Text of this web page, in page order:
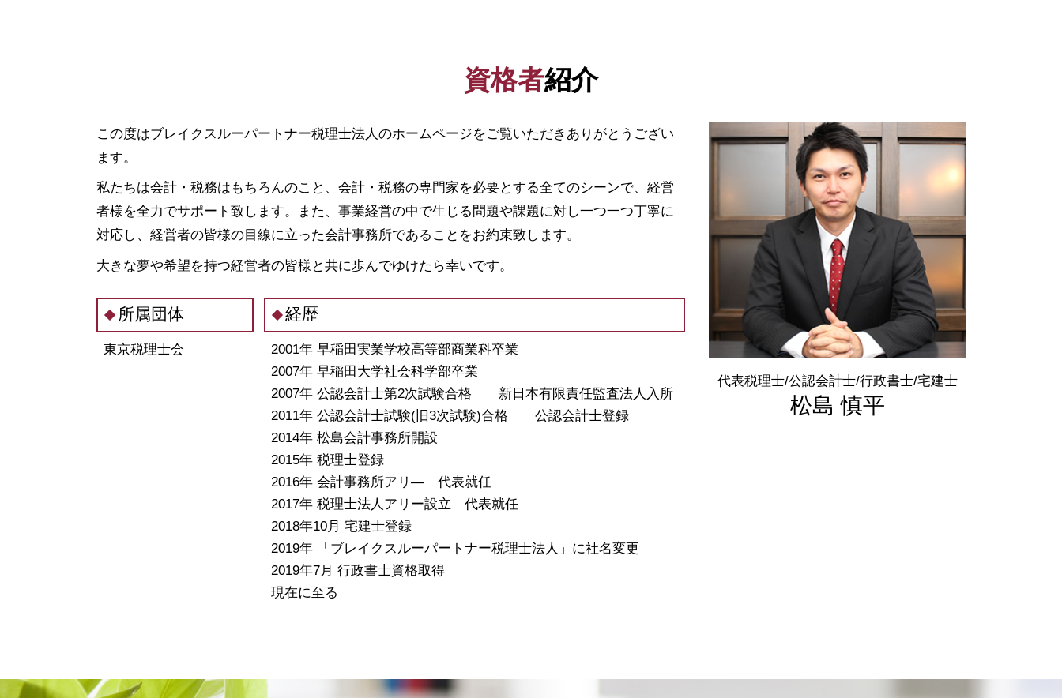
会社設立後 手続き
株式会社 設立 条件
合同会社 株式会社 違い
発起 設立
定款 認証
会社設立 税務署
法人化 メリット
創業計画書
日本政策金融公庫 金利
助成金 消費税
助成金 勘定科目
株式会社 資本金
合同会社 資本金
助成金 申請
青色 申告 法人
電子帳簿保存法 要件
確定申告 流れ
税理士 顧問
法人 節税
融資 千葉県 相談
融資 中央区 税理士
税務相談 埼玉県 税理士
会社設立 栃木県 相談
会社設立 神奈川県 税理士
会社設立 栃木県 税理士
税務相談 千葉県 相談
資格者紹介
代表税理士/公認会計士/行政書士/宅建士
松島 慎平
この度はブレイクスルーパートナー税理士法人のホームページをご覧いただきありがとうござい
ます。
私たちは会計・税務はもちろんのこと、会計・税務の専門家を必要とする全てのシーンで、経営
者様を全力でサポート致します。また、事業経営の中で生じる問題や課題に対し一つ一つ丁寧に
対応し、経営者の皆様の目線に立った会計事務所であることをお約束致します。
大きな夢や希望を持つ経営者の皆様と共に歩んでゆけたら幸いです。
所属団体
東京税理士会
経歴
2001年 早稲田実業学校高等部商業科卒業
2007年 早稲田大学社会科学部卒業
2007年 公認会計士第2次試験合格 新日本有限責任監査法人入所
2011年 公認会計士試験(旧3次試験)合格 公認会計士登録
2014年 松島会計事務所開設
2015年 税理士登録
2016年 会計事務所アリ― 代表就任
2017年 税理士法人アリー設立 代表就任
2018年10月 宅建士登録
2019年 「ブレイクスルーパートナー税理士法人」に社名変更
2019年7月 行政書士資格取得
現在に至る